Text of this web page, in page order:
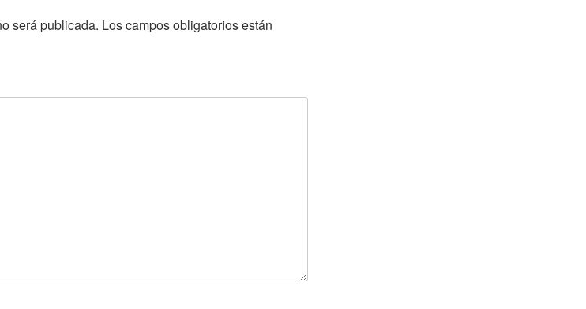
será publicada. Los campos obligatorios están